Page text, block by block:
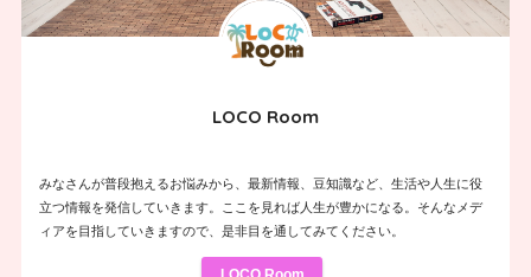
LOCO Room
みなさんが普段抱えるお悩みから、最新情報、豆知識など、生活や人生に役
立つ情報を発信していきます。ここを見れば人生が豊かになる。そんなメデ
ィアを目指していきますので、是非目を通してみてください。